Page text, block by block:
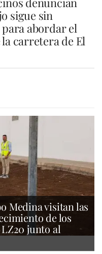
sigue sin
abordar el
la carretera de El
Medina visitan las
de los
junto al